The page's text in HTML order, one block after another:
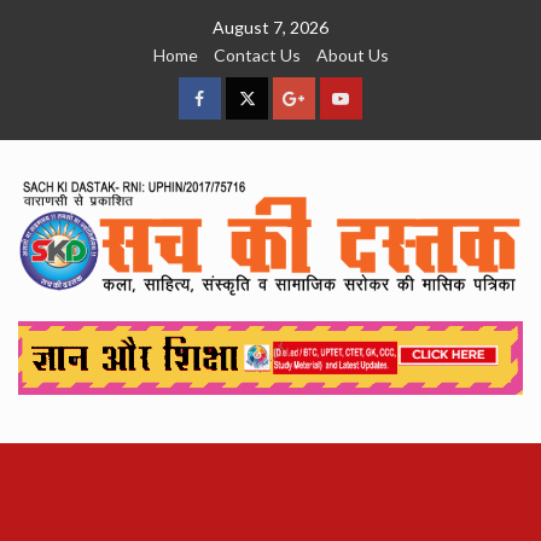
August 7, 2026
Home
Contact Us About Us
facebookTwitterGoogleYouTube